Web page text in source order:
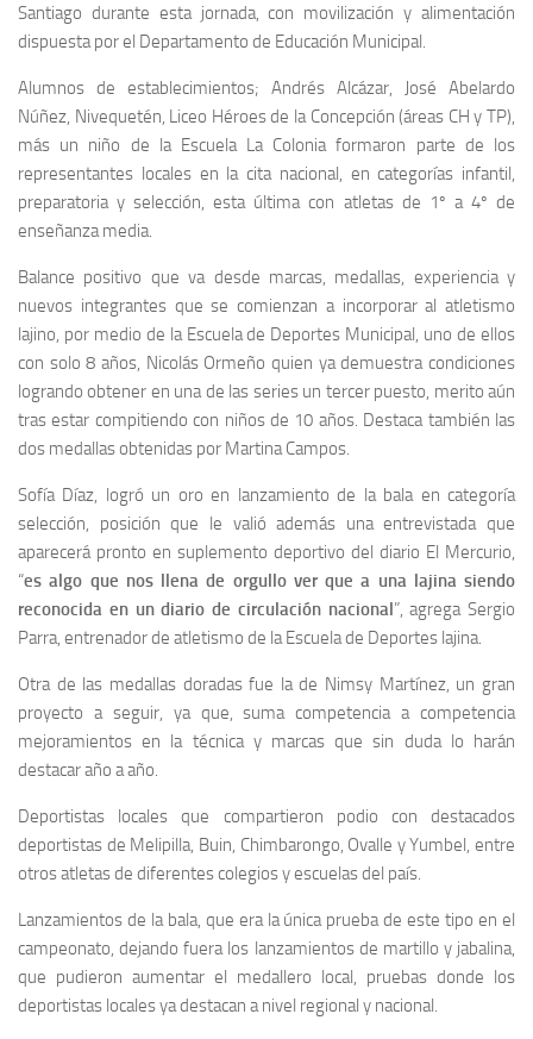
Santiago durante esta jornada, con movilización y alimentación
dispuesta por el Departamento de Educación Municipal.
Alumnos de establecimientos; Andrés Alcázar, José Abelardo
Núñez, Nivequetén, Liceo Héroes de la Concepción (áreas CH y TP),
más un niño de la Escuela La Colonia formaron parte de los
representantes locales en la cita nacional, en categorías infantil,
preparatoria y selección, esta última con atletas de 1º a 4º de
enseñanza media.
Balance positivo que va desde marcas, medallas, experiencia y
nuevos integrantes que se comienzan a incorporar al atletismo
lajino, por medio de la Escuela de Deportes Municipal, uno de ellos
con solo 8 años, Nicolás Ormeño quien ya demuestra condiciones
logrando obtener en una de las series un tercer puesto, merito aún
tras estar compitiendo con niños de 10 años. Destaca también las
dos medallas obtenidas por Martina Campos.
Sofía Díaz, logró un oro en lanzamiento de la bala en categoría
selección, posición que le valió además una entrevistada que
aparecerá pronto en suplemento deportivo del diario El Mercurio,
“es algo que nos llena de orgullo ver que a una lajina siendo
reconocida en un diario de circulación nacional”, agrega Sergio
Parra, entrenador de atletismo de la Escuela de Deportes lajina.
Otra de las medallas doradas fue la de Nimsy Martínez, un gran
proyecto a seguir, ya que, suma competencia a competencia
mejoramientos en la técnica y marcas que sin duda lo harán
destacar año a año.
Deportistas locales que compartieron podio con destacados
deportistas de Melipilla, Buin, Chimbarongo, Ovalle y Yumbel, entre
otros atletas de diferentes colegios y escuelas del país.
Lanzamientos de la bala, que era la única prueba de este tipo en el
campeonato, dejando fuera los lanzamientos de martillo y jabalina,
que pudieron aumentar el medallero local, pruebas donde los
deportistas locales ya destacan a nivel regional y nacional.